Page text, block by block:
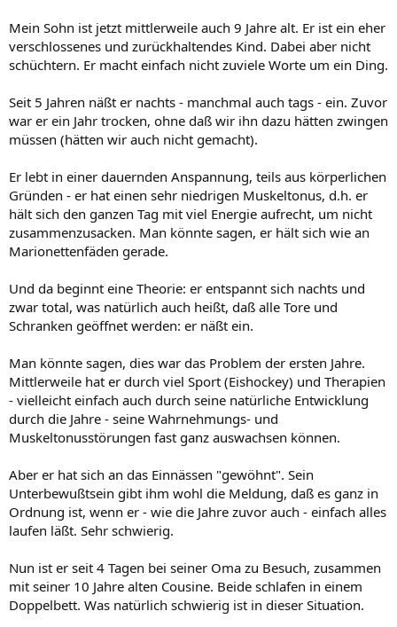
Mein Sohn ist jetzt mittlerweile auch 9 Jahre alt. Er ist ein eher
verschlossenes und zurückhaltendes Kind. Dabei aber nicht
schüchtern. Er macht einfach nicht zuviele Worte um ein Ding.
Seit 5 Jahren näßt er nachts - manchmal auch tags - ein. Zuvor
war er ein Jahr trocken, ohne daß wir ihn dazu hätten zwingen
müssen (hätten wir auch nicht gemacht).
Er lebt in einer dauernden Anspannung, teils aus körperlichen
Gründen - er hat einen sehr niedrigen Muskeltonus, d.h. er
hält sich den ganzen Tag mit viel Energie aufrecht, um nicht
zusammenzusacken. Man könnte sagen, er hält sich wie an
Marionettenfäden gerade.
Und da beginnt eine Theorie: er entspannt sich nachts und
zwar total, was natürlich auch heißt, daß alle Tore und
Schranken geöffnet werden: er näßt ein.
Man könnte sagen, dies war das Problem der ersten Jahre.
Mittlerweile hat er durch viel Sport (Eishockey) und Therapien
- vielleicht einfach auch durch seine natürliche Entwicklung
durch die Jahre - seine Wahrnehmungs- und
Muskeltonusstörungen fast ganz auswachsen können.
Aber er hat sich an das Einnässen "gewöhnt". Sein
Unterbewußtsein gibt ihm wohl die Meldung, daß es ganz in
Ordnung ist, wenn er - wie die Jahre zuvor auch - einfach alles
laufen läßt. Sehr schwierig.
Nun ist er seit 4 Tagen bei seiner Oma zu Besuch, zusammen
mit seiner 10 Jahre alten Cousine. Beide schlafen in einem
Doppelbett. Was natürlich schwierig ist in dieser Situation.